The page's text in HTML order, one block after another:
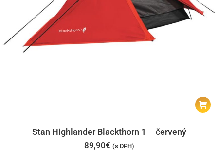
Stan Highlander Blackthorn 1 – červený
89,90€ (s DPH)